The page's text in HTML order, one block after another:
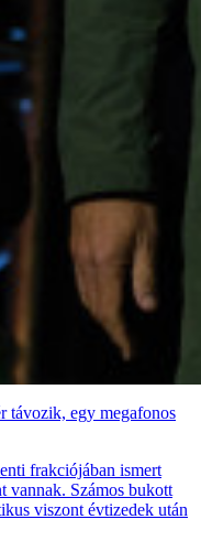
távozik, egy megafonos
frakciójában ismert
vannak. Számos bukott
viszont évtizedek után